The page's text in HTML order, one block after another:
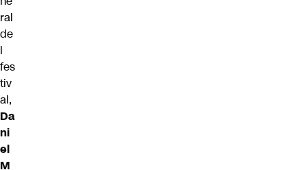
ral
de
l
fes
tiv
al,
Da
ni
el
M